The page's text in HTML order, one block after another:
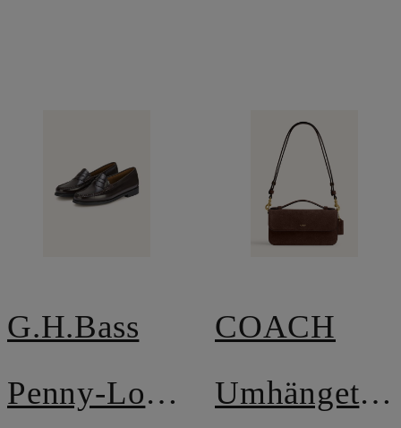
G.H.Bass
Penny-Loafer WEEJUN II
COACH
Umhängetasche ELORA